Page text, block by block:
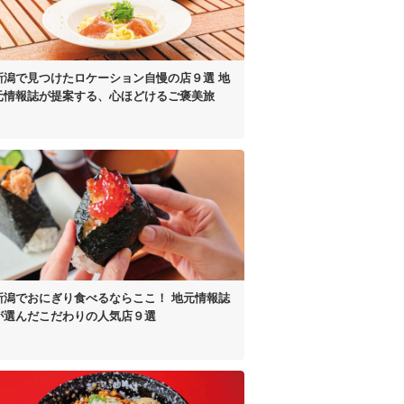
潟で見つけた ロケーション自慢の店９選 地
情報誌が提案する、 心ほどけるご褒美旅
潟でおにぎり食べるならここ！ 地元情報誌
選んだこだわりの人気店９選